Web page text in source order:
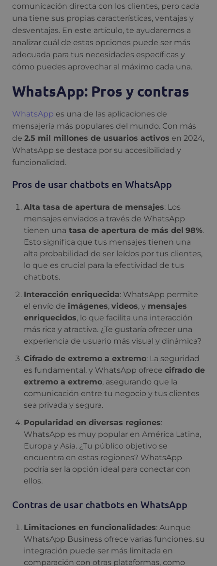
comunicación directa con los clientes, pero cada
una tiene sus propias características, ventajas y
desventajas. En este artículo, te ayudaremos a
analizar cuál de estas opciones puede ser más
adecuada para tus necesidades específicas y
cómo puedes aprovechar al máximo cada una.
WhatsApp: Pros y contras
WhatsApp es una de las aplicaciones de
mensajería más populares del mundo. Con más
de 2.5 mil millones de usuarios activos en 2024,
WhatsApp se destaca por su accesibilidad y
funcionalidad.
Pros de usar chatbots en WhatsApp
Alta tasa de apertura de mensajes: Los
mensajes enviados a través de WhatsApp
tienen una tasa de apertura de más del 98%.
Esto significa que tus mensajes tienen una
alta probabilidad de ser leídos por tus clientes,
lo que es crucial para la efectividad de tus
chatbots.
Interacción enriquecida: WhatsApp permite
el envío de imágenes, videos, y mensajes
enriquecidos, lo que facilita una interacción
más rica y atractiva. ¿Te gustaría ofrecer una
experiencia de usuario más visual y dinámica?
Cifrado de extremo a extremo: La seguridad
es fundamental, y WhatsApp ofrece cifrado de
extremo a extremo, asegurando que la
comunicación entre tu negocio y tus clientes
sea privada y segura.
Popularidad en diversas regiones:
WhatsApp es muy popular en América Latina,
Europa y Asia. ¿Tu público objetivo se
encuentra en estas regiones? WhatsApp
podría ser la opción ideal para conectar con
ellos.
Contras de usar chatbots en WhatsApp
Limitaciones en funcionalidades: Aunque
WhatsApp Business ofrece varias funciones, su
integración puede ser más limitada en
comparación con otras plataformas, como